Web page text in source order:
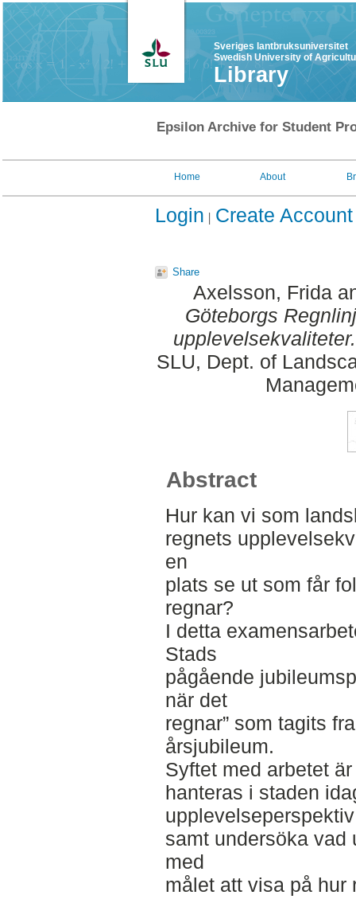
Sveriges lantbruksuniversitet
Swedish University of
Library
Epsilon Archive for Student
Home About
Login Create Account
Share
Axelsson, Frida
Göteborgs
upplevelsekvaliteter.
SLU, Dept. of
Abstract
Hur kan vi som
regnets
en
plats se ut som får
regnar?
I detta
Stads
pågående
när det
regnar” som tagits
årsjubileum.
Syftet med arbetet
hanteras i staden
upplevelseperspektiv
samt undersöka vad
med
målet att visa på hur